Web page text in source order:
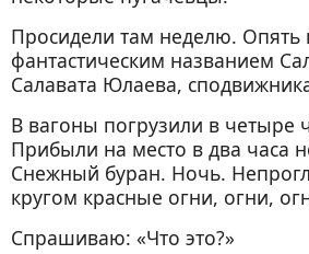
Просидели там неделю. Опять
фантастическим названием
Салавата Юлаева,
В вагоны погрузили в четыре
Прибыли на место в два часа
Снежный буран. Ночь.
кругом красные огни, огни,
Спрашиваю: «Что это?»